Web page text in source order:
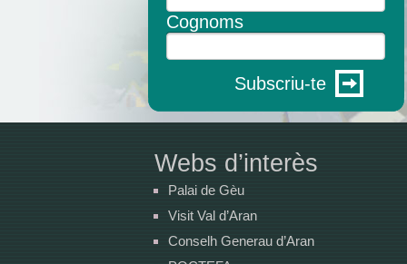
Cognoms
Subscriu-te
Webs d’interès
Palai de Gèu
Visit Val d’Aran
Conselh Generau d’Aran